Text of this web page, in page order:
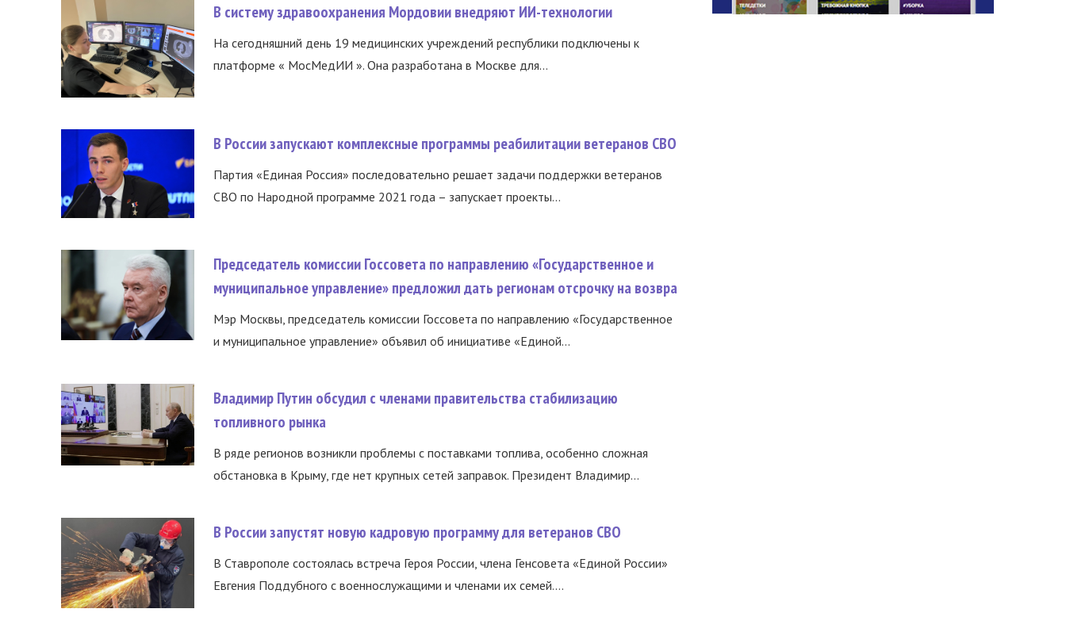
В систему здравоохранения Мордовии внедряют ИИ-технологии
На сегодняшний день 19 медицинских учреждений республики подключены к
платформе « МосМедИИ ». Она разработана в Москве для...
В России запускают комплексные программы реабилитации ветеранов СВО
Партия «Единая Россия» последовательно решает задачи поддержки ветеранов
СВО по Народной программе 2021 года – запускает проекты...
Председатель комиссии Госсовета по направлению «Государственное и
муниципальное управление» предложил дать регионам отсрочку на возвра
Мэр Москвы, председатель комиссии Госсовета по направлению «Государственное
и муниципальное управление» объявил об инициативе «Единой...
Владимир Путин обсудил с членами правительства стабилизацию
топливного рынка
В ряде регионов возникли проблемы с поставками топлива, особенно сложная
обстановка в Крыму, где нет крупных сетей заправок. Президент Владимир...
В России запустят новую кадровую программу для ветеранов СВО
В Ставрополе состоялась встреча Героя России, члена Генсовета «Единой России»
Евгения Поддубного с военнослужащими и членами их семей....